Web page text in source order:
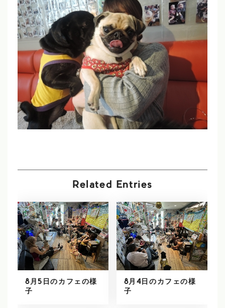
Related Entries
8月5日のカフェの様
子
8月4日のカフェの様
子